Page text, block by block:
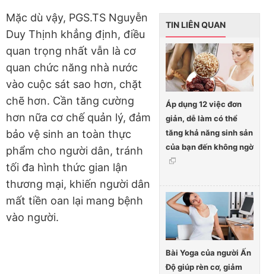
TIN LIÊN QUAN
Áp dụng 12 việc đơn
giản, dễ làm có thể
tăng khả năng sinh sản
của bạn đến không ngờ
Bài Yoga của người Ấn
Độ giúp rèn cơ, giảm
Mặc dù vậy, PGS.TS Nguyễn
Duy Thịnh khẳng định, điều
quan trọng nhất vẫn là cơ
quan chức năng nhà nước
vào cuộc sát sao hơn, chặt
chẽ hơn. Cần tăng cường
hơn nữa cơ chế quản lý, đảm
bảo vệ sinh an toàn thực
phẩm cho người dân, tránh
tối đa hình thức gian lận
thương mại, khiến người dân
mất tiền oan lại mang bệnh
vào người.